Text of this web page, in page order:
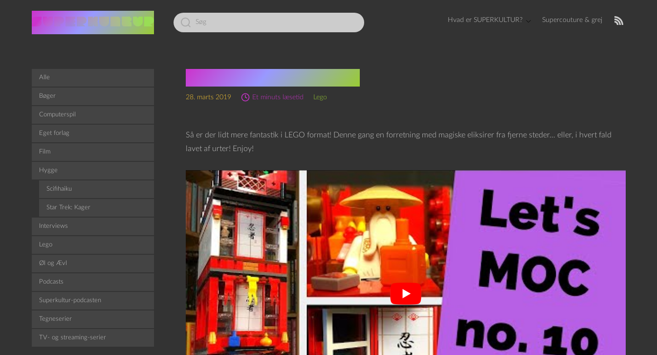
Led
efter:
Hvad er SUPERKULTUR? Supercouture & grej
28. marts 2019 Et minuts læsetid Lego
Så er der lidt mere fantastik i LEGO format! Denne gang en forretning med magiske eliksirer fra fjerne steder… eller, i hvert fald
lavet af urter! Enjoy!
Alle
Bøger
Computerspil
Eget forlag
Film
Hygge
Scifihaiku
Star Trek: Kager
Interviews
Lego
Øl og Ævl
Podcasts
Superkultur-podcasten
Tegneserier
TV- og streaming-serier